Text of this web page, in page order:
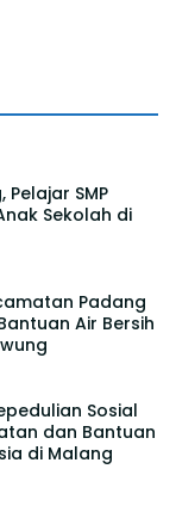
SMP
Sekolah di
Padang
Air Bersih
Sosial
dan Bantuan
di Malang